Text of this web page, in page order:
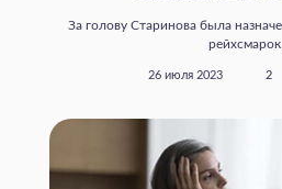
За голову Старинова была
рейхсмарок.
26 июля 2023 2